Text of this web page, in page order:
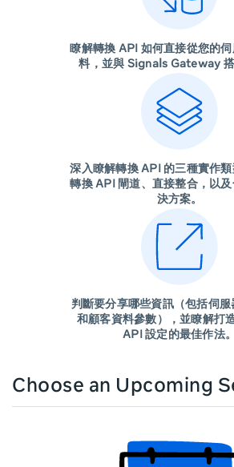
瞭解轉換 API 如何直接從您的
料，並與 Signals Gateway 搭
深入瞭解轉換 API 的三種實作類
轉換 API 閘道、直接整合，以
決方案。
判斷要分享哪些資訊（包括伺服
和顧客資料參數），並瞭解打
API 設定的最佳作法。
Choose an Upcoming